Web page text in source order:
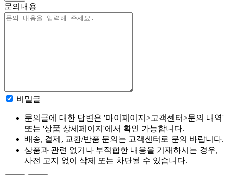
문의내용
비밀글
문의글에 대한 답변은 '마이페이지>고객센터>문의 내역'
또는 '상품 상세페이지'에서 확인 가능합니다.
배송, 결제, 교환/반품 문의는 고객센터로 문의 바랍니다.
상품과 관련 없거나 부적합한 내용을 기재하시는 경우,
사전 고지 없이 삭제 또는 차단될 수 있습니다.